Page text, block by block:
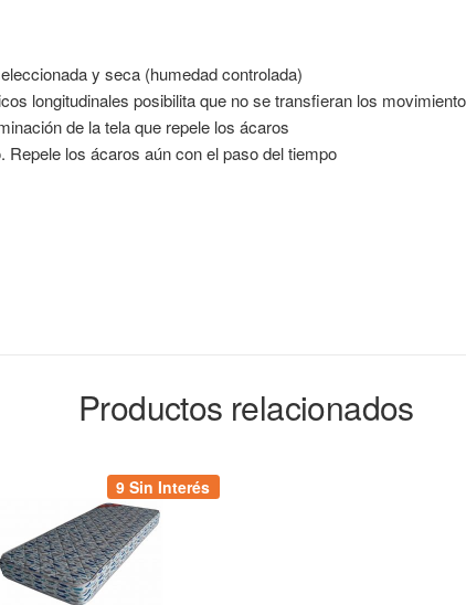
y seca (humedad controlada)
longitudinales posibilita que no se transfieran los
de la tela que repele los ácaros
los ácaros aún con el paso del tiempo
Productos relacionados
9 Sin Interés